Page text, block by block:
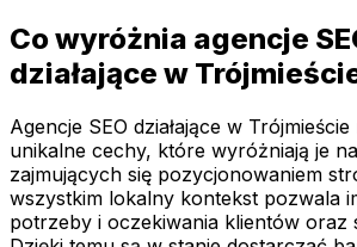
Co wyróżnia agencje
działające w
Agencje SEO działające w
unikalne cechy, które wyróżniają je
zajmujących się pozycjonowaniem
wszystkim lokalny kontekst pozwala
potrzeby i oczekiwania klientów oraz